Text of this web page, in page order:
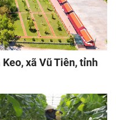
xã Vũ Tiên, tỉnh